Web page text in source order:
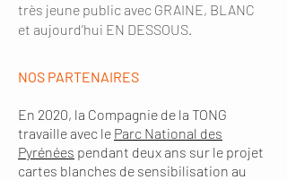
très jeune public avec GRAINE, BLANC
et aujourd’hui EN DESSOUS.
NOS PARTENAIRES
En 2020, la Compagnie de la TONG
travaille avec le Parc National des
Pyrénées pendant deux ans sur le projet
cartes blanches de sensibilisation au